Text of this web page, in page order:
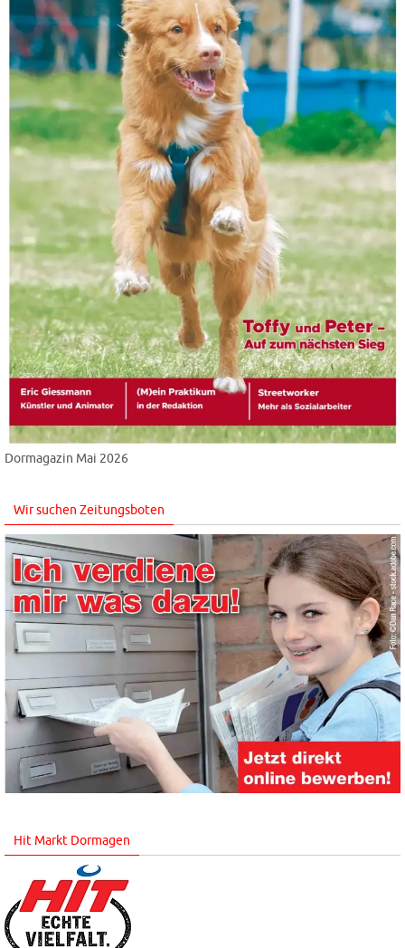
Dormagazin Mai 2026
Wir suchen Zeitungsboten
Hit Markt Dormagen